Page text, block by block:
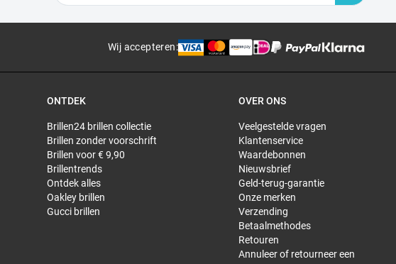
Wij accepteren:
ONTDEK
Brillen24 brillen collectie
Brillen zonder voorschrift
Brillen voor € 9,90
Brillentrends
Ontdek alles
Oakley brillen
Gucci brillen
OVER ONS
Veelgestelde vragen
Klantenservice
Waardebonnen
Nieuwsbrief
Geld-terug-garantie
Onze merken
Verzending
Betaalmethodes
Retouren
Annuleer of retourneer een